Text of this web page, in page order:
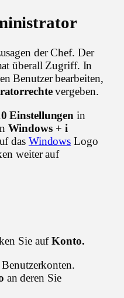
der Chef. Der
überall Zugriff. In
Benutzer bearbeiten,
vergeben.
Einstellungen in
Windows + i
das Windows Logo
weiter auf
Sie aufKonto.
an deren Sie